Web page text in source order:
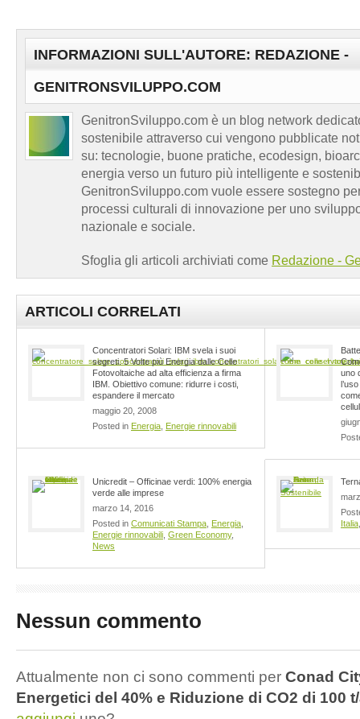
INFORMAZIONI SULL'AUTORE: REDAZIONE -
GENITRONSVILUPPO.COM
GenitronSviluppo.com è un blog network
sostenibile attraverso cui vengono pubblicate
su: tecnologie, buone pratiche, ecodesign,
energia verso un futuro più intelligente e
GenitronSviluppo.com vuole essere sostegno
processi culturali di innovazione per uno
nazionale e sociale.
Sfoglia gli articoli archiviati come Redazione -
ARTICOLI CORRELATI
Concentratori Solari: IBM svela i suoi
segreti. 5 Volte più Energia dalle Celle
Fotovoltaiche ad alta efficienza a firma
IBM. Obiettivo comune: ridurre i costi,
espandere il mercato
maggio 20, 2008
Posted in Energia Energie rinnovabili
uno
Unicredit – Officinae verdi: 100% energia
verde alle imprese
marzo 14, 2016
Posted in Comunicati Stampa Energia
Energie rinnovabili Green Economy,
News
Italia
Nessun commento
Attualmente non ci sono commenti per Conad
Energetici del 40% e Riduzione di CO2 di 100